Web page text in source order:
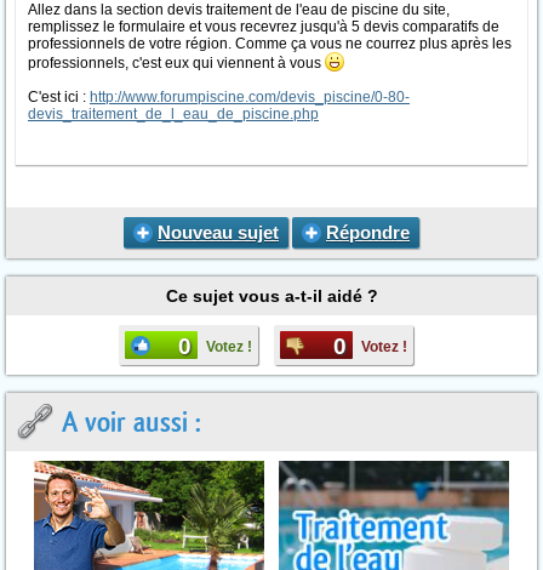
Allez dans la section devis traitement de l'eau de piscine du site,
remplissez le formulaire et vous recevrez jusqu'à 5 devis comparatifs de
professionnels de votre région. Comme ça vous ne courrez plus après les
professionnels, c'est eux qui viennent à vous
C'est ici : http://www.forumpiscine.com/devis_piscine/0-80-
devis_traitement_de_l_eau_de_piscine.php
Nouveau sujet Répondre
Ce sujet vous a-t-il aidé ?
0 Votez ! 0 Votez !
A voir aussi :